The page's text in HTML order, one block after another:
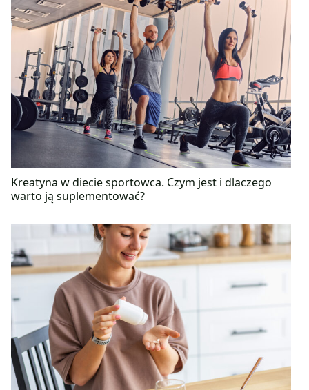
Kreatyna w diecie sportowca. Czym jest i dlaczego
warto ją suplementować?